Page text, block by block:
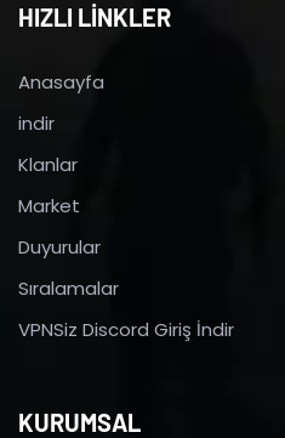
HIZLI LİNKLER
Anasayfa
indir
Klanlar
Market
Duyurular
Sıralamalar
VPNSiz Discord Giriş İndir
KURUMSAL